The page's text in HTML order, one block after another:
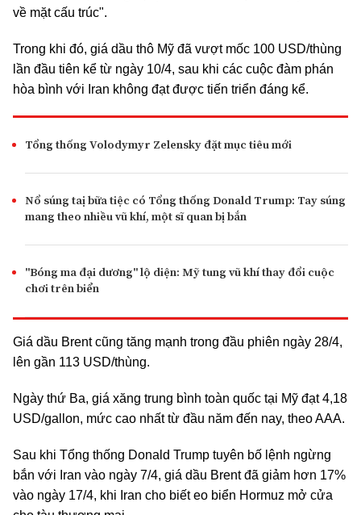
về mặt cấu trúc".
Trong khi đó, giá dầu thô Mỹ đã vượt mốc 100 USD/thùng
lần đầu tiên kể từ ngày 10/4, sau khi các cuộc đàm phán
hòa bình với Iran không đạt được tiến triển đáng kể.
Tổng thống Volodymyr Zelensky đặt mục tiêu mới
Nổ súng taị bữa tiệc có Tổng thống Donald Trump: Tay súng
mang theo nhiều vũ khí, một sĩ quan bị bắn
"Bóng ma đại dương" lộ diện: Mỹ tung vũ khí thay đổi cuộc
chơi trên biển
Giá dầu Brent cũng tăng mạnh trong đầu phiên ngày 28/4,
lên gần 113 USD/thùng.
Ngày thứ Ba, giá xăng trung bình toàn quốc tại Mỹ đạt 4,18
USD/gallon, mức cao nhất từ đầu năm đến nay, theo AAA.
Sau khi Tổng thống Donald Trump tuyên bố lệnh ngừng
bắn với Iran vào ngày 7/4, giá dầu Brent đã giảm hơn 17%
vào ngày 17/4, khi Iran cho biết eo biển Hormuz mở cửa